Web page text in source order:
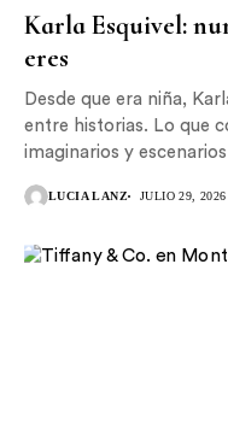
Karla Esquivel:
eres
Desde que era niña,
entre historias. Lo que
imaginarios y
LUCIA LANZ JULIO 29, 2026